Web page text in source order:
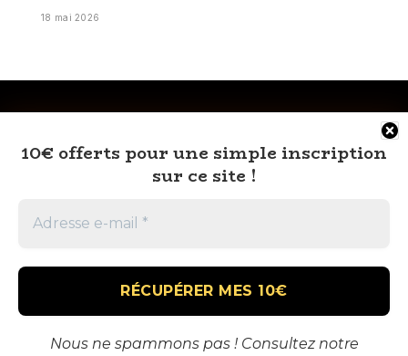
10€ offerts pour une simple inscription
sur ce site !
Nous ne spammons pas ! Consultez notre
18 mai 2026
RSS
À PROPOS MENTIONS LÉGALES CONTACT
🎁 VOUS AUSSI TENTEZ DE GAGNEZ GROS